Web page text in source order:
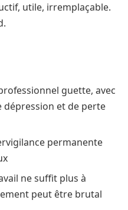
utile, irremplaçable.
guette, avec
dépression et de perte
permanente
ne suffit plus à
peut être brutal